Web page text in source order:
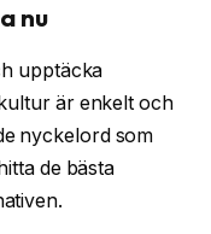
nu
upptäcka
är enkelt och
nyckelord som
de bästa